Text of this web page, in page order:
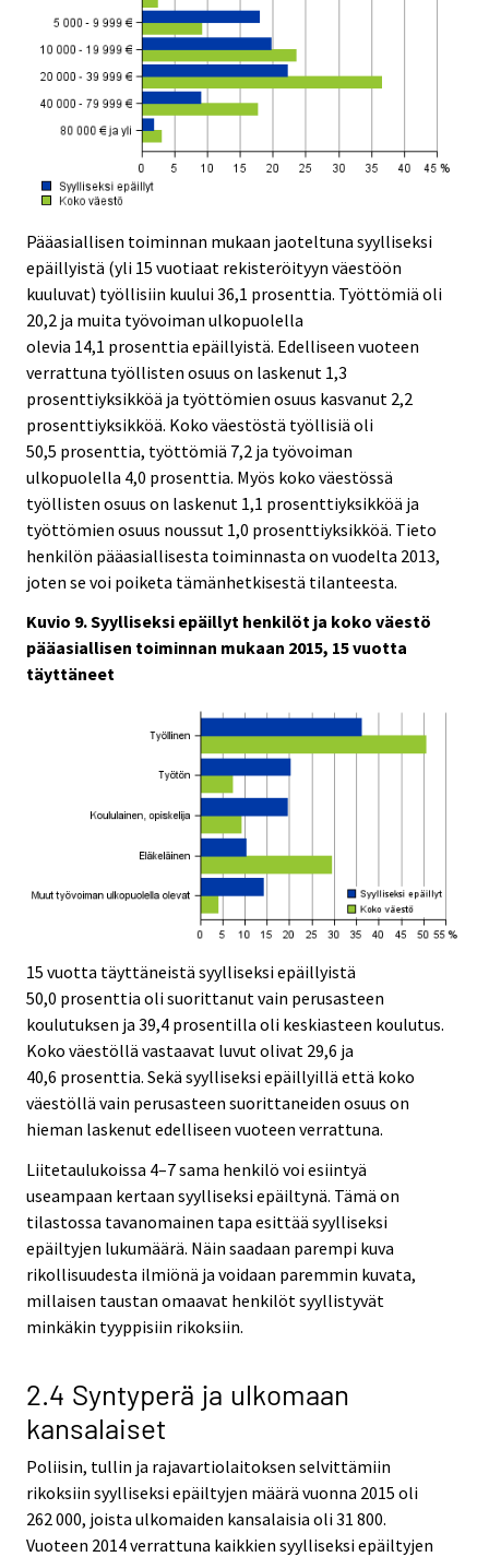
Pääasiallisen toiminnan mukaan jaoteltuna syylliseksi
epäillyistä (yli 15 vuotiaat rekisteröityyn väestöön
kuuluvat) työllisiin kuului 36,1 prosenttia. Työttömiä oli
20,2 ja muita työvoiman ulkopuolella
olevia 14,1 prosenttia epäillyistä. Edelliseen vuoteen
verrattuna työllisten osuus on laskenut 1,3
prosenttiyksikköä ja työttömien osuus kasvanut 2,2
prosenttiyksikköä. Koko väestöstä työllisiä oli
50,5 prosenttia, työttömiä 7,2 ja työvoiman
ulkopuolella 4,0 prosenttia. Myös koko väestössä
työllisten osuus on laskenut 1,1 prosenttiyksikköä ja
työttömien osuus noussut 1,0 prosenttiyksikköä. Tieto
henkilön pääasiallisesta toiminnasta on vuodelta 2013,
joten se voi poiketa tämänhetkisestä tilanteesta.
Kuvio 9. Syylliseksi epäillyt henkilöt ja koko väestö
pääasiallisen toiminnan mukaan 2015, 15 vuotta
täyttäneet
15 vuotta täyttäneistä syylliseksi epäillyistä
50,0 prosenttia oli suorittanut vain perusasteen
koulutuksen ja 39,4 prosentilla oli keskiasteen koulutus.
Koko väestöllä vastaavat luvut olivat 29,6 ja
40,6 prosenttia. Sekä syylliseksi epäillyillä että koko
väestöllä vain perusasteen suorittaneiden osuus on
hieman laskenut edelliseen vuoteen verrattuna.
Liitetaulukoissa 4–7 sama henkilö voi esiintyä
useampaan kertaan syylliseksi epäiltynä. Tämä on
tilastossa tavanomainen tapa esittää syylliseksi
epäiltyjen lukumäärä. Näin saadaan parempi kuva
rikollisuudesta ilmiönä ja voidaan paremmin kuvata,
millaisen taustan omaavat henkilöt syyllistyvät
minkäkin tyyppisiin rikoksiin.
2.4 Syntyperä ja ulkomaan
kansalaiset
Poliisin, tullin ja rajavartiolaitoksen selvittämiin
rikoksiin syylliseksi epäiltyjen määrä vuonna 2015 oli
262 000, joista ulkomaiden kansalaisia oli 31 800.
Vuoteen 2014 verrattuna kaikkien syylliseksi epäiltyjen